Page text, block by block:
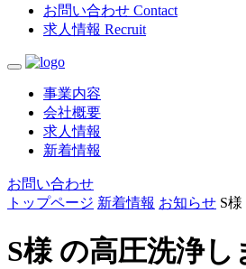
お問い合わせ Contact
求人情報 Recruit
事業内容
会社概要
求人情報
新着情報
お問い合わせ
トップページ 新着情報 お知らせ S
S様 の高圧洗浄し